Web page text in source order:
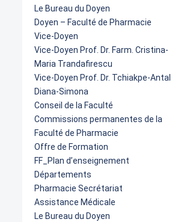
Le Bureau du Doyen
Doyen – Faculté de Pharmacie
Vice-Doyen
Vice-Doyen Prof. Dr. Farm. Cristina-
Maria Trandafirescu
Vice-Doyen Prof. Dr. Tchiakpe-Antal
Diana-Simona
Conseil de la Faculté
Commissions permanentes de la
Faculté de Pharmacie
Offre de Formation
FF_Plan d’enseignement
Départements
Pharmacie Secrétariat
Assistance Médicale
Le Bureau du Doyen